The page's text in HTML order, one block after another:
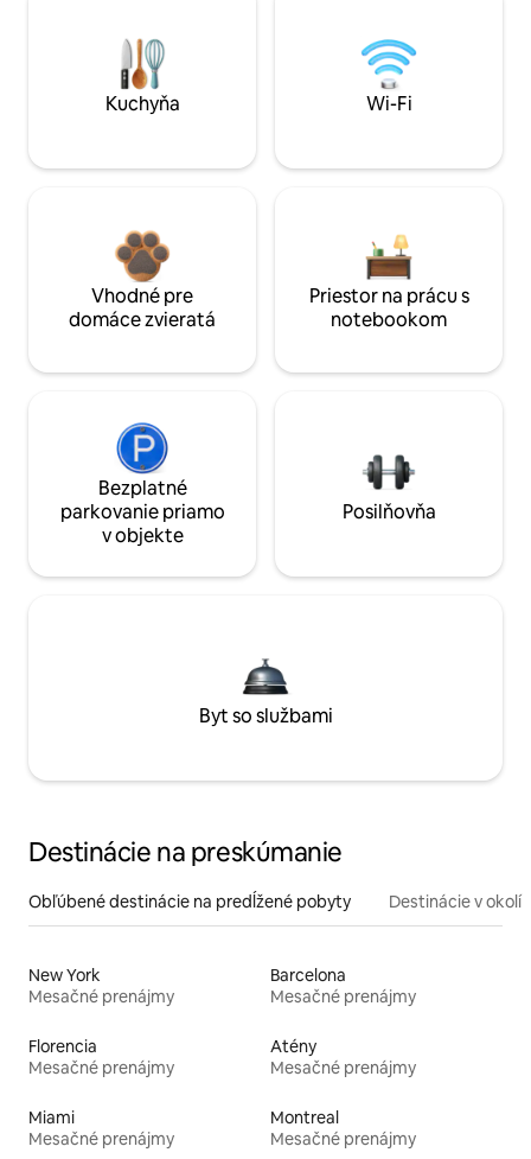
Kuchyňa Wi-Fi
Vhodné pre
domáce zvieratá
Priestor na prácu s
notebookom
Bezplatné
parkovanie priamo
v objekte
Posilňovňa
Byt so službami
Destinácie na preskúmanie
Obľúbené destinácie na predĺžené pobyty Destinácie v okolí
New York
Mesačné prenájmy
Barcelona
Mesačné prenájmy
Florencia
Mesačné prenájmy
Atény
Mesačné prenájmy
Miami
Mesačné prenájmy
Montreal
Mesačné prenájmy